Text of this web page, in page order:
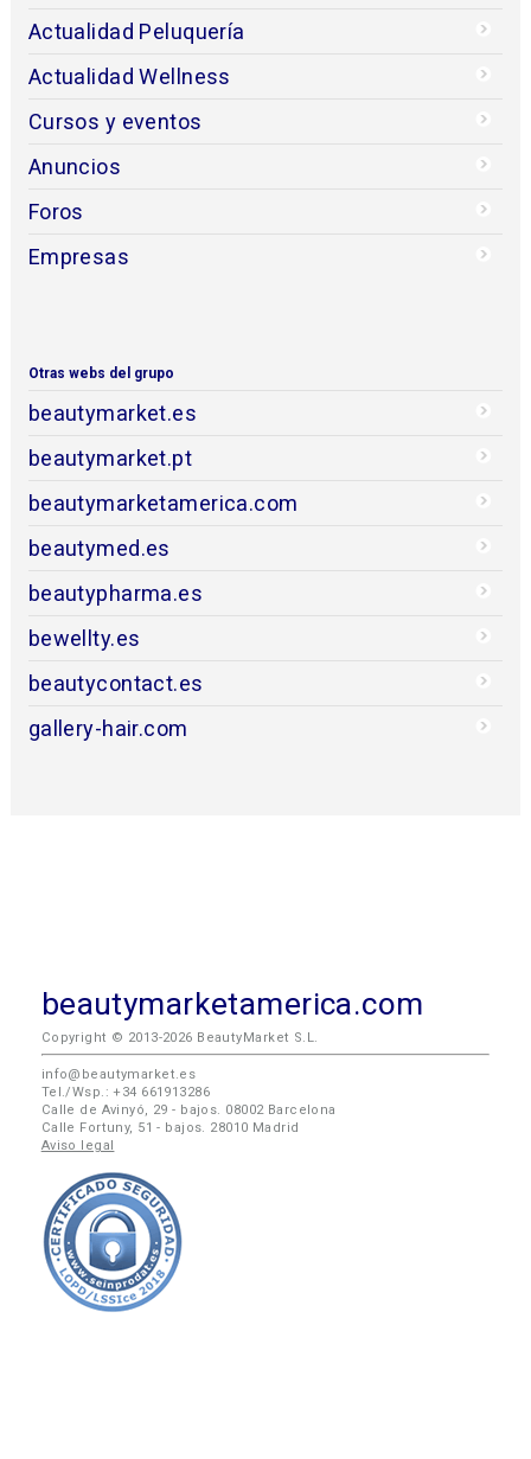
Actualidad Peluquería
Actualidad Wellness
Cursos y eventos
Anuncios
Foros
Empresas
Otras webs del grupo
beautymarket.es
beautymarket.pt
beautymarketamerica.com
beautymed.es
beautypharma.es
bewellty.es
beautycontact.es
gallery-hair.com
beautymarketamerica.com
Copyright © 2013-2026 BeautyMarket S.L.
info@beautymarket.es
Tel./Wsp.: +34 661913286
Calle de Avinyó, 29 - bajos. 08002 Barcelona
Calle Fortuny, 51 - bajos. 28010 Madrid
Aviso legal